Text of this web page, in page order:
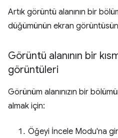
Artık görüntü alanının bir
düğümünün ekran
Görüntü alanının bir
görüntüleri
Görünüm alanınızın bir
almak için:
Öğeyi İncele Modu'na